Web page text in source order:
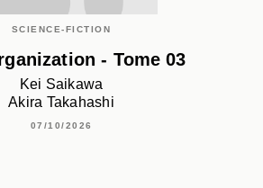
SCIENCE-FICTION
- Tome 03
Kei Saikawa
Akira Takahashi
07/10/2026